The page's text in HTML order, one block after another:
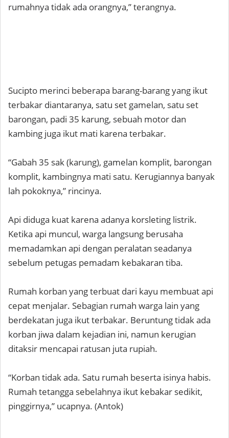
rumahnya tidak ada orangnya,” terangnya.
Sucipto merinci beberapa barang-barang yang ikut
terbakar diantaranya, satu set gamelan, satu set
barongan, padi 35 karung, sebuah motor dan
kambing juga ikut mati karena terbakar.
“Gabah 35 sak (karung), gamelan komplit, barongan
komplit, kambingnya mati satu. Kerugiannya banyak
lah pokoknya,” rincinya.
Api diduga kuat karena adanya korsleting listrik.
Ketika api muncul, warga langsung berusaha
memadamkan api dengan peralatan seadanya
sebelum petugas pemadam kebakaran tiba.
Rumah korban yang terbuat dari kayu membuat api
cepat menjalar. Sebagian rumah warga lain yang
berdekatan juga ikut terbakar. Beruntung tidak ada
korban jiwa dalam kejadian ini, namun kerugian
ditaksir mencapai ratusan juta rupiah.
“Korban tidak ada. Satu rumah beserta isinya habis.
Rumah tetangga sebelahnya ikut kebakar sedikit,
pinggirnya,” ucapnya. (Antok)